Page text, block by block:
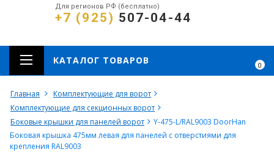
Для регионов РФ (бесплатно)
+7 (925) 507-04-44
0
КАТАЛОГ ТОВАРОВ
Главная
Комплектующие для ворот
Комплектующие для секционных ворот
Боковые крышки для панелей ворот
Y-475-L/RAL9003 DoorHan
Боковая крышка 475мм левая для панелей с отверстиями для
крепления RAL9003